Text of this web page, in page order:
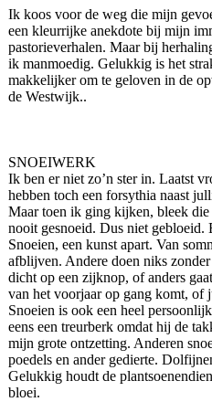
Ik koos voor de weg die mijn
een kleurrijke anekdote bij mijn
pastorieverhalen. Maar bij
ik manmoedig. Gelukkig is het
makkelijker om te geloven in de
de Westwijk..
SNOEIWERK
Ik ben er niet zo’n ster in. Laatst
hebben toch een forsythia naast
Maar toen ik ging kijken, bleek
nooit gesnoeid. Dus niet gebloeid.
Snoeien, een kunst apart. Van
afblijven. Andere doen niks
dicht op een zijknop, of anders
van het voorjaar op gang komt, of
Snoeien is ook een heel
eens een treurberk omdat hij de
mijn grote ontzetting. Anderen
poedels en ander gedierte.
Gelukkig houdt de
bloei.